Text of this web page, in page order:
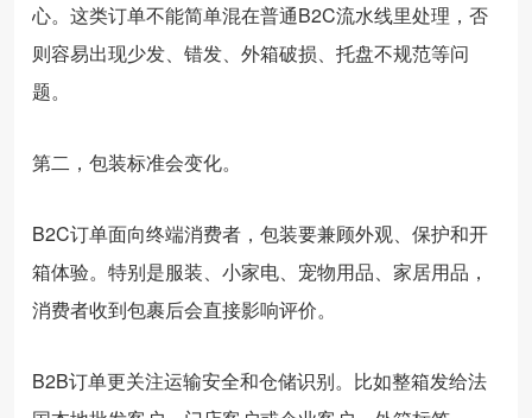
心。这类订单不能简单混在普通B2C流水线里处理，否
则容易出现少发、错发、外箱破损、托盘不规范等问
题。
第二，包装标准会变化。
B2C订单面向终端消费者，包装要兼顾外观、保护和开
箱体验。特别是服装、小家电、宠物用品、家居用品，
消费者收到包裹后会直接影响评价。
B2B订单更关注运输安全和仓储识别。比如整箱发给法